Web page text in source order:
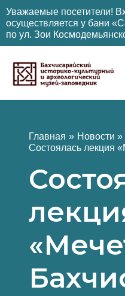
Уважаемые посетители!
осуществляется у бани
по ул. Зои
содержимому
Главная
Новости
Состоялась лекция